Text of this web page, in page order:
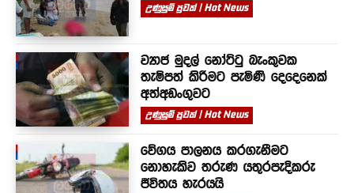
උණුසුම් පුවත් | Hot News
ව්‍යාජ මුදල් නෝට්ටු බැංකුවක
තැම්පත් කිරීමට පැමිණි දෙදෙනෙක්
අත්අඩංගුවට
උණුසුම් පුවත් | Hot News
වේගය පාලනය කරගැනීමට
නොහැකිව තරුණ යතුරපැදිකරු
ජීවිතය හැරයයි